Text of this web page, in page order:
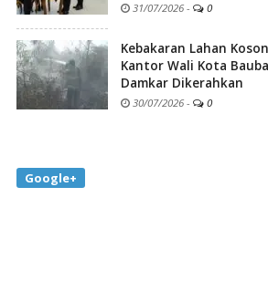
31/07/2026 - 0
Kebakaran Lahan
Kantor Wali Kota
Damkar Dikerahkan
30/07/2026 - 0
Google+